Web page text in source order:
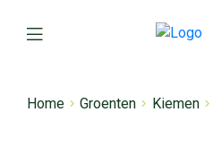
Home Groenten Kiemen